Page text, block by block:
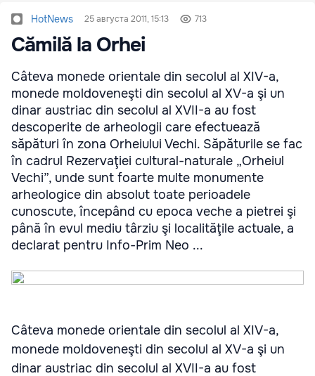
HotNews 25 августа 2011, 15:13 713
Cămilă la Orhei
Câteva monede orientale din secolul al XIV-a,
monede moldoveneşti din secolul al XV-a şi un
dinar austriac din secolul al XVII-a au fost
descoperite de arheologii care efectuează
săpături în zona Orheiului Vechi. Săpăturile se fac
în cadrul Rezervaţiei cultural-naturale „Orheiul
Vechi”, unde sunt foarte multe monumente
arheologice din absolut toate perioadele
cunoscute, începând cu epoca veche a pietrei şi
până în evul mediu târziu şi localităţile actuale, a
declarat pentru Info-Prim Neo ...
Câteva monede orientale din secolul al XIV-a,
monede moldoveneşti din secolul al XV-a şi un
dinar austriac din secolul al XVII-a au fost